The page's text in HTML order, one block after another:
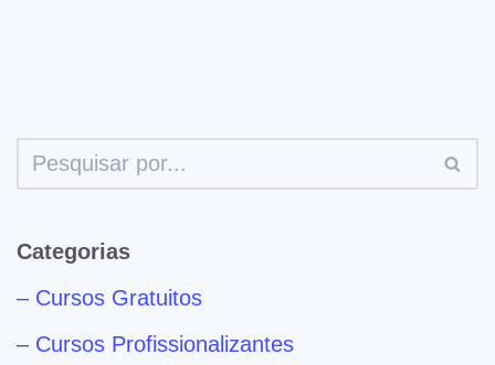
Categorias
– Cursos Gratuitos
– Cursos Profissionalizantes